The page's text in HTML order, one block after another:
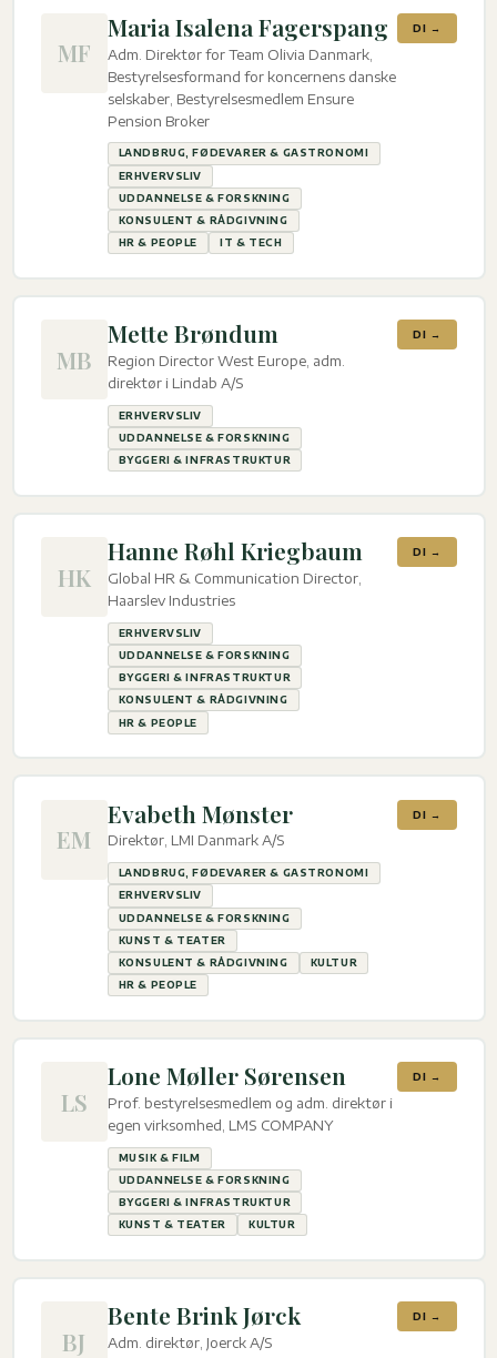
MF
Maria Isalena Fagerspang
Adm. Direktør for Team Olivia Danmark,
Bestyrelsesformand for koncernens danske
selskaber, Bestyrelsesmedlem Ensure
Pension Broker
LANDBRUG, FØDEVARER & GASTRONOMI
ERHVERVSLIV
UDDANNELSE & FORSKNING
KONSULENT & RÅDGIVNING
HR & PEOPLE
IT & TECH
DI →
MB
Mette Brøndum
Region Director West Europe, adm.
direktør i Lindab A/S
ERHVERVSLIV
UDDANNELSE & FORSKNING
BYGGERI & INFRASTRUKTUR
DI →
HK
Hanne Røhl Kriegbaum
Global HR & Communication Director,
Haarslev Industries
ERHVERVSLIV
UDDANNELSE & FORSKNING
BYGGERI & INFRASTRUKTUR
KONSULENT & RÅDGIVNING
HR & PEOPLE
DI →
EM
Evabeth Mønster
Direktør, LMI Danmark A/S
LANDBRUG, FØDEVARER & GASTRONOMI
ERHVERVSLIV
UDDANNELSE & FORSKNING
KUNST & TEATER
KONSULENT & RÅDGIVNING
KULTUR
HR & PEOPLE
DI →
LS
Lone Møller Sørensen
Prof. bestyrelsesmedlem og adm. direktør i
egen virksomhed, LMS COMPANY
MUSIK & FILM
UDDANNELSE & FORSKNING
BYGGERI & INFRASTRUKTUR
KUNST & TEATER
KULTUR
DI →
BJ
Bente Brink Jørck
Adm. direktør, Joerck A/S
DI →